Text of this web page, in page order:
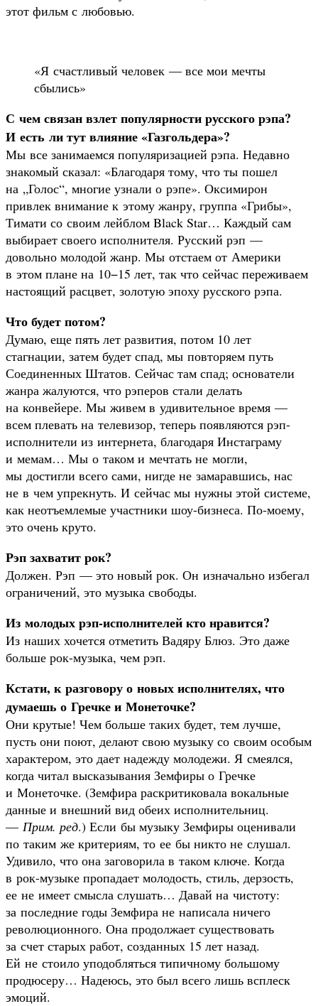
этот фильм с любовью.
«Я счастливый человек — все мои мечты
сбылись»
С чем связан взлет популярности русского рэпа?
И есть ли тут влияние «Газгольдера»?
Мы все занимаемся популяризацией рэпа. Недавно
знакомый сказал: «Благодаря тому, что ты пошел
на „Голос“, многие узнали о рэпе». Оксимирон
привлек внимание к этому жанру, группа «Грибы»,
Тимати со своим лейблом Black Star… Каждый сам
выбирает своего исполнителя. Русский рэп —
довольно молодой жанр. Мы отстаем от Америки
в этом плане на 10−15 лет, так что сейчас переживаем
настоящий расцвет, золотую эпоху русского рэпа.
Что будет потом?
Думаю, еще пять лет развития, потом 10 лет
стагнации, затем будет спад, мы повторяем путь
Соединенных Штатов. Сейчас там спад; основатели
жанра жалуются, что рэперов стали делать
на конвейере. Мы живем в удивительное время —
всем плевать на телевизор, теперь появляются рэп-
исполнители из интернета, благодаря Инстаграму
и мемам… Мы о таком и мечтать не могли,
мы достигли всего сами, нигде не замаравшись, нас
не в чем упрекнуть. И сейчас мы нужны этой системе,
как неотъемлемые участники шоу-бизнеса. По‑моему,
это очень круто.
Рэп захватит рок?
Должен. Рэп — это новый рок. Он изначально избегал
ограничений, это музыка свободы.
Из молодых рэп-исполнителей кто нравится?
Из наших хочется отметить Вадяру Блюз. Это даже
больше рок-музыка, чем рэп.
Кстати, к разговору о новых исполнителях, что
думаешь о Гречке и Монеточке?
Они крутые! Чем больше таких будет, тем лучше,
пусть они поют, делают свою музыку со своим особым
характером, это дает надежду молодежи. Я смеялся,
когда читал высказывания Земфиры о Гречке
и Монеточке. (Земфира раскритиковала вокальные
данные и внешний вид обеих исполнительниц.
— Прим. ред.) Если бы музыку Земфиры оценивали
по таким же критериям, то ее бы никто не слушал.
Удивило, что она заговорила в таком ключе. Когда
в рок-музыке пропадает молодость, стиль, дерзость,
ее не имеет смысла слушать… Давай на чистоту:
за последние годы Земфира не написала ничего
революционного. Она продолжает существовать
за счет старых работ, созданных 15 лет назад.
Ей не стоило уподобляться типичному большому
продюсеру… Надеюсь, это был всего лишь всплеск
эмоций.